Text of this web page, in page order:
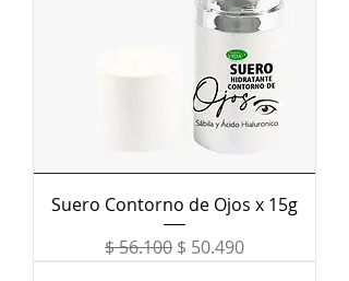
Suero Contorno de Ojos x 15g
Precio
$ 56.100 Precio de oferta
$ 50.490